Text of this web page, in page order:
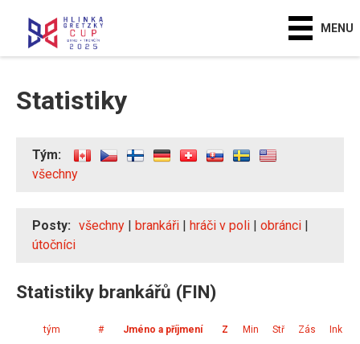
MENU
Statistiky
Tým:
všechny
Posty: všechny | brankáři | hráči v poli | obránci |
útočníci
Statistiky brankářů (FIN)
tým # Jméno a příjmení Z Min Stř Zás Ink